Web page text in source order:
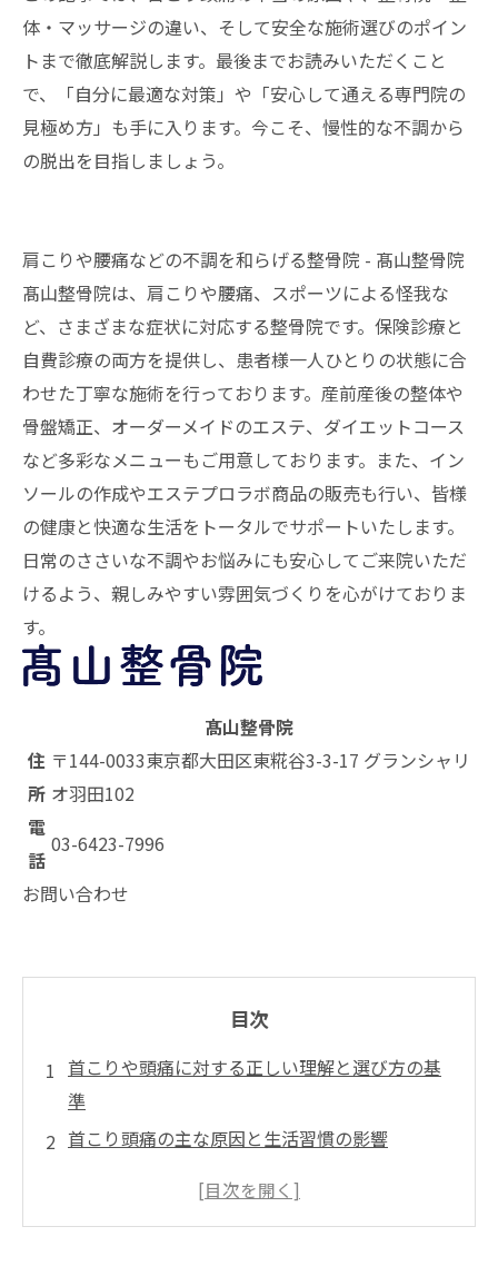
体・マッサージの違い、そして安全な施術選びのポイン
トまで徹底解説します。最後までお読みいただくこと
で、「自分に最適な対策」や「安心して通える専門院の
見極め方」も手に入ります。今こそ、慢性的な不調から
の脱出を目指しましょう。
肩こりや腰痛などの不調を和らげる整骨院 - 髙山整骨院
髙山整骨院は、肩こりや腰痛、スポーツによる怪我な
ど、さまざまな症状に対応する整骨院です。保険診療と
自費診療の両方を提供し、患者様一人ひとりの状態に合
わせた丁寧な施術を行っております。産前産後の整体や
骨盤矯正、オーダーメイドのエステ、ダイエットコース
など多彩なメニューもご用意しております。また、イン
ソールの作成やエステプロラボ商品の販売も行い、皆様
の健康と快適な生活をトータルでサポートいたします。
日常のささいな不調やお悩みにも安心してご来院いただ
けるよう、親しみやすい雰囲気づくりを心がけておりま
す。
髙山整骨院
住
所
〒144-0033東京都大田区東糀谷3-3-17 グランシャリ
オ羽田102
電
話
03-6423-7996
お問い合わせ
目次
首こりや頭痛に対する正しい理解と選び方の基
準
首こり頭痛の主な原因と生活習慣の影響
整骨院での首こり頭痛施術内容 - 安全で効果的